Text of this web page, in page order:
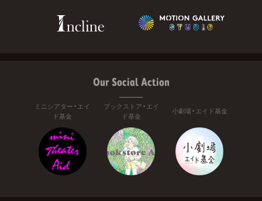
Our Social Action
ミニシアター・エイ
ド基金
ブックストア・エイ
ド基金
小劇場・エイド基金